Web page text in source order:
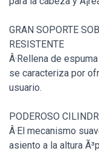
GRAN SOPORTE
RESISTENTE
Â·Rellena de
se caracteriza por
usuario.
PODEROSO
Â·El mecanismo
asiento a la altura